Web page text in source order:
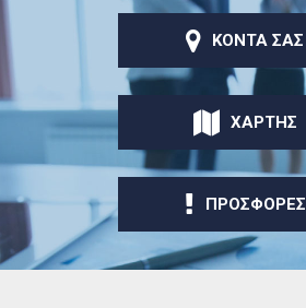
ΚΟΝΤΑ ΣΑΣ
ΧΑΡΤΗΣ
ΠΡΟΣΦΟΡΕΣ